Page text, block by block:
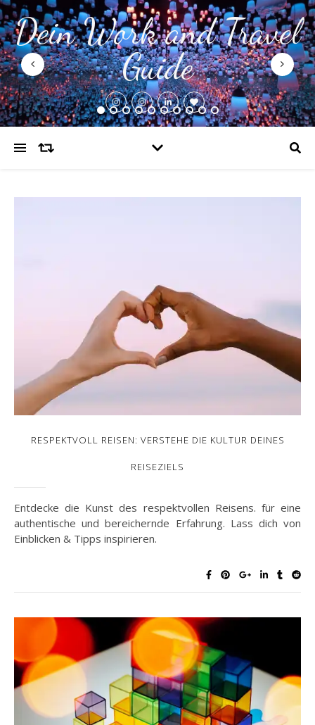
Dein Work and Travel
Guide
RESPEKTVOLL REISEN: VERSTEHE DIE KULTUR DEINES
REISEZIELS
Entdecke die Kunst des respektvollen Reisens. für eine
authentische und bereichernde Erfahrung. Lass dich von
Einblicken & Tipps inspirieren.